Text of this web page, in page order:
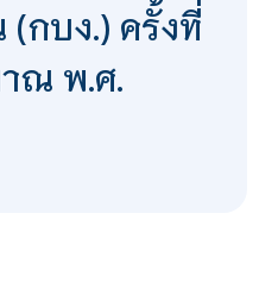
(กบง.) ครั้งที่
ณ พ.ศ.